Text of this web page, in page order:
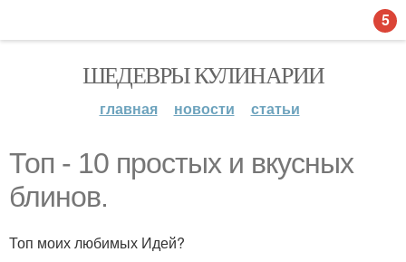
ШЕДЕВРЫ КУЛИНАРИИ
главная новости статьи
Топ - 10 простых и вкусных
блинов.
Топ моих любимых Идей?
5